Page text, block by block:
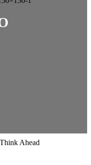
Ahead